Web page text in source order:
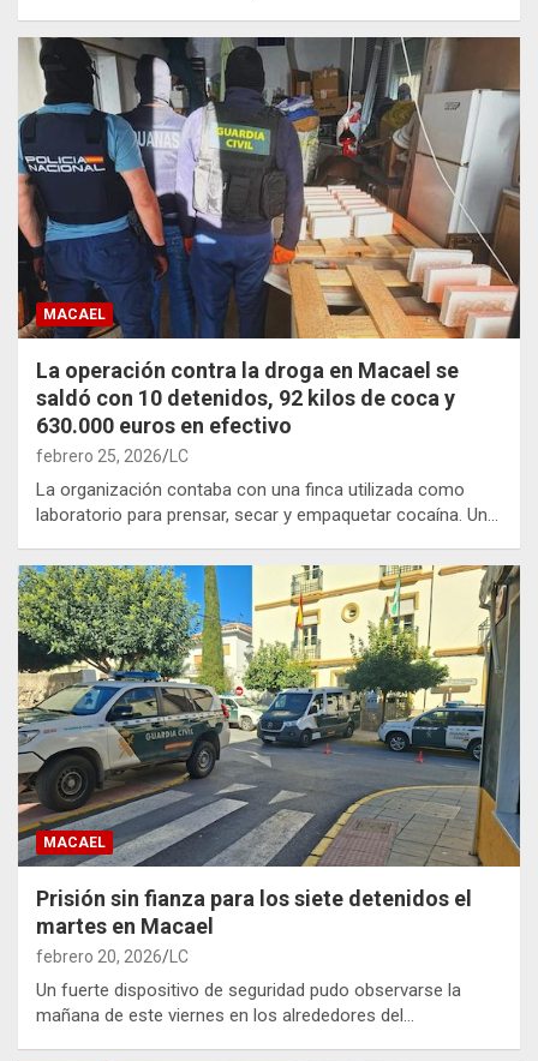
MACAEL
La operación contra la droga en Macael se
saldó con 10 detenidos, 92 kilos de coca y
630.000 euros en efectivo
febrero 25, 2026 LC
La organización contaba con una finca utilizada como
laboratorio para prensar, secar y empaquetar cocaína. Un…
MACAEL
Prisión sin fianza para los siete detenidos el
martes en Macael
febrero 20, 2026 LC
Un fuerte dispositivo de seguridad pudo observarse la
mañana de este viernes en los alrededores del…